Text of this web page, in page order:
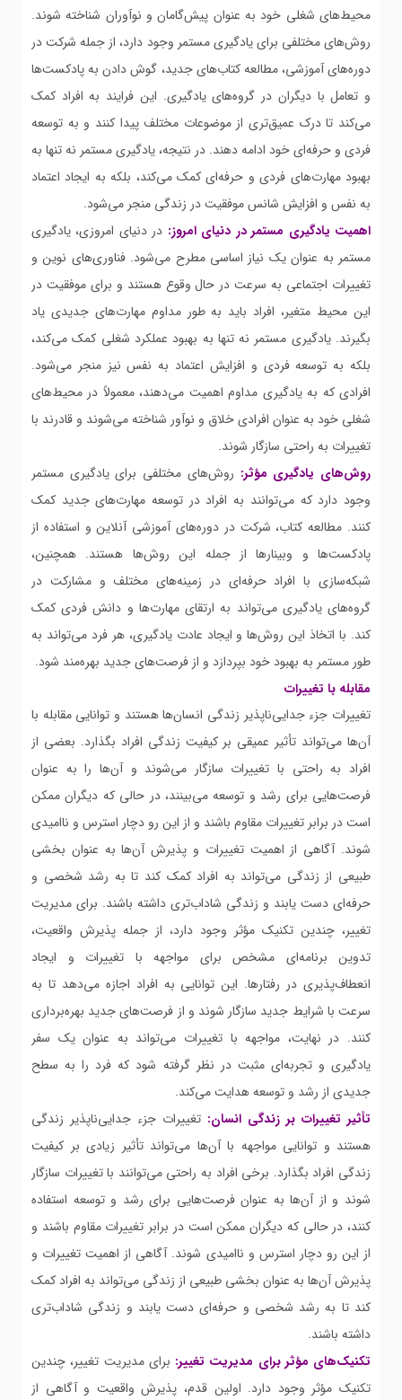
محیط‌های شغلی خود به عنوان پیش‌گامان و نوآوران شناخته شوند.
روش‌های مختلفی برای یادگیری مستمر وجود دارد، از جمله شرکت در
دوره‌های آموزشی، مطالعه کتاب‌های جدید، گوش دادن به پادکست‌ها
و تعامل با دیگران در گروه‌های یادگیری. این فرایند به افراد کمک
می‌کند تا درک عمیق‌تری از موضوعات مختلف پیدا کنند و به توسعه
فردی و حرفه‌ای خود ادامه دهند. در نتیجه، یادگیری مستمر نه تنها به
بهبود مهارت‌های فردی و حرفه‌ای کمک می‌کند، بلکه به ایجاد اعتماد
به نفس و افزایش شانس موفقیت در زندگی منجر می‌شود.
اهمیت یادگیری مستمر در دنیای امروز: در دنیای امروزی، یادگیری
مستمر به عنوان یک نیاز اساسی مطرح می‌شود. فناوری‌های نوین و
تغییرات اجتماعی به سرعت در حال وقوع هستند و برای موفقیت در
این محیط متغیر، افراد باید به طور مداوم مهارت‌های جدیدی یاد
بگیرند. یادگیری مستمر نه تنها به بهبود عملکرد شغلی کمک می‌کند،
بلکه به توسعه فردی و افزایش اعتماد به نفس نیز منجر می‌شود.
افرادی که به یادگیری مداوم اهمیت می‌دهند، معمولاً در محیط‌های
شغلی خود به عنوان افرادی خلاق و نوآور شناخته می‌شوند و قادرند با
تغییرات به راحتی سازگار شوند.
روش‌های یادگیری مؤثر: روش‌های مختلفی برای یادگیری مستمر
وجود دارد که می‌توانند به افراد در توسعه مهارت‌های جدید کمک
کنند. مطالعه کتاب، شرکت در دوره‌های آموزشی آنلاین و استفاده از
پادکست‌ها و وبینارها از جمله این روش‌ها هستند. همچنین،
شبکه‌سازی با افراد حرفه‌ای در زمینه‌های مختلف و مشارکت در
گروه‌های یادگیری می‌تواند به ارتقای مهارت‌ها و دانش فردی کمک
کند. با اتخاذ این روش‌ها و ایجاد عادت یادگیری، هر فرد می‌تواند به
طور مستمر به بهبود خود بپردازد و از فرصت‌های جدید بهره‌مند شود.
مقابله با تغییرات
تغییرات جزء جدایی‌ناپذیر زندگی انسان‌ها هستند و توانایی مقابله با
آن‌ها می‌تواند تأثیر عمیقی بر کیفیت زندگی افراد بگذارد. بعضی از
افراد به راحتی با تغییرات سازگار می‌شوند و آن‌ها را به عنوان
فرصت‌هایی برای رشد و توسعه می‌بینند، در حالی که دیگران ممکن
است در برابر تغییرات مقاوم باشند و از این رو دچار استرس و ناامیدی
شوند. آگاهی از اهمیت تغییرات و پذیرش آن‌ها به عنوان بخشی
طبیعی از زندگی می‌تواند به افراد کمک کند تا به رشد شخصی و
حرفه‌ای دست یابند و زندگی شاداب‌تری داشته باشند. برای مدیریت
تغییر، چندین تکنیک مؤثر وجود دارد، از جمله پذیرش واقعیت،
تدوین برنامه‌ای مشخص برای مواجهه با تغییرات و ایجاد
انعطاف‌پذیری در رفتارها. این توانایی به افراد اجازه می‌دهد تا به
سرعت با شرایط جدید سازگار شوند و از فرصت‌های جدید بهره‌برداری
کنند. در نهایت، مواجهه با تغییرات می‌تواند به عنوان یک سفر
یادگیری و تجربه‌ای مثبت در نظر گرفته شود که فرد را به سطح
جدیدی از رشد و توسعه هدایت می‌کند.
تأثیر تغییرات بر زندگی انسان: تغییرات جزء جدایی‌ناپذیر زندگی
هستند و توانایی مواجهه با آن‌ها می‌تواند تأثیر زیادی بر کیفیت
زندگی افراد بگذارد. برخی افراد به راحتی می‌توانند با تغییرات سازگار
شوند و از آن‌ها به عنوان فرصت‌هایی برای رشد و توسعه استفاده
کنند، در حالی که دیگران ممکن است در برابر تغییرات مقاوم باشند و
از این رو دچار استرس و ناامیدی شوند. آگاهی از اهمیت تغییرات و
پذیرش آن‌ها به عنوان بخشی طبیعی از زندگی می‌تواند به افراد کمک
کند تا به رشد شخصی و حرفه‌ای دست یابند و زندگی شاداب‌تری
داشته باشند.
تکنیک‌های مؤثر برای مدیریت تغییر: برای مدیریت تغییر، چندین
تکنیک مؤثر وجود دارد. اولین قدم، پذیرش واقعیت و آگاهی از